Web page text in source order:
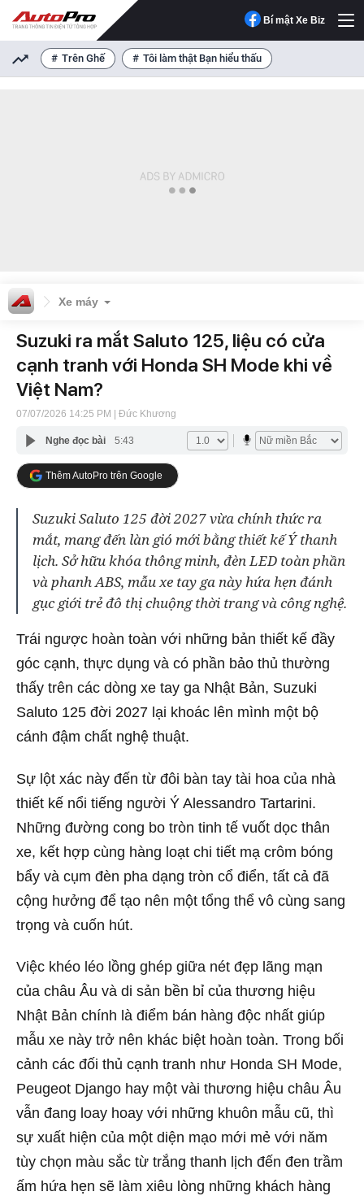
Bí mật Xe Biz
Trên Ghế Tôi làm thật Bạn hiểu thấu
Xe máy
Suzuki ra mắt Saluto 125, liệu có cửa
cạnh tranh với Honda SH Mode khi về
Việt Nam?
07/07/2026 14:25 PM | Đức Khương
Nghe đọc bài 5:43
Thêm AutoPro trên Google
Suzuki Saluto 125 đời 2027 vừa chính thức ra
mắt, mang đến làn gió mới bằng thiết kế Ý thanh
lịch. Sở hữu khóa thông minh, đèn LED toàn phần
và phanh ABS, mẫu xe tay ga này hứa hẹn đánh
gục giới trẻ đô thị chuộng thời trang và công nghệ.
Trái ngược hoàn toàn với những bản thiết kế đầy
góc cạnh, thực dụng và có phần bảo thủ thường
thấy trên các dòng xe tay ga Nhật Bản, Suzuki
Saluto 125 đời 2027 lại khoác lên mình một bộ
cánh đậm chất nghệ thuật.
Sự lột xác này đến từ đôi bàn tay tài hoa của nhà
thiết kế nổi tiếng người Ý Alessandro Tartarini.
Những đường cong bo tròn tinh tế vuốt dọc thân
xe, kết hợp cùng hàng loạt chi tiết mạ crôm bóng
bẩy và cụm đèn pha dạng tròn cổ điển, tất cả đã
cộng hưởng để tạo nên một tổng thể vô cùng sang
trọng và cuốn hút.
Việc khéo léo lồng ghép giữa nét đẹp lãng mạn
của châu Âu và di sản bền bỉ của thương hiệu
Nhật Bản chính là điểm bán hàng độc nhất giúp
mẫu xe này trở nên khác biệt hoàn toàn. Trong bối
cảnh các đối thủ cạnh tranh như Honda SH Mode,
Peugeot Django hay một vài thương hiệu châu Âu
vẫn đang loay hoay với những khuôn mẫu cũ, thì
sự xuất hiện của một diện mạo mới mẻ với năm
tùy chọn màu sắc từ trắng thanh lịch đến đen trầm
ấm hứa hẹn sẽ làm xiêu lòng những khách hàng